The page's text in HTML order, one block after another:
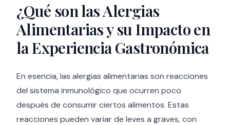
¿Qué son las Alergias
Alimentarias y su Impacto en
la Experiencia Gastronómica
En esencia, las alergias alimentarias son reacciones
del sistema inmunológico que ocurren poco
después de consumir ciertos alimentos. Estas
reacciones pueden variar de leves a graves, con